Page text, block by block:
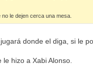
le dejen cerca una mesa.
donde el diga, si le
hizo a Xabi Alonso.